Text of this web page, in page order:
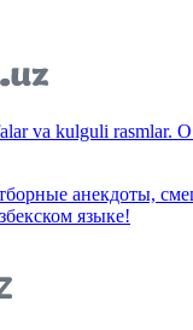
va kulguli rasmlar.
анекдоты,
языке!